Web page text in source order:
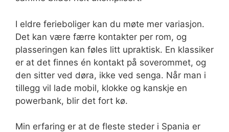
I eldre ferieboliger kan du møte mer variasjon.
Det kan være færre kontakter per rom, og
plasseringen kan føles litt upraktisk. En klassiker
er at det finnes én kontakt på soverommet, og
den sitter ved døra, ikke ved senga. Når man i
tillegg vil lade mobil, klokke og kanskje en
powerbank, blir det fort kø.
Min erfaring er at de fleste steder i Spania er